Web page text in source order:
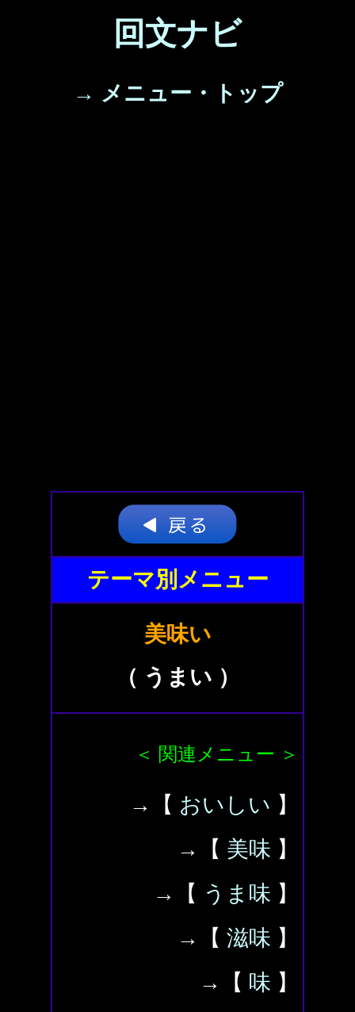
回文ナビ
→ メニュー・トップ
テーマ別メニュー
美味い
（ うまい ）
＜ 関連メニュー ＞
→【 おいしい 】
→【 美味 】
→【 うま味 】
→【 滋味 】
→【 味 】